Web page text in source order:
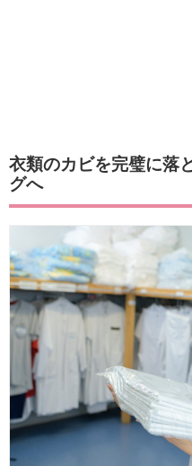
衣類のカビを完璧に落
グへ